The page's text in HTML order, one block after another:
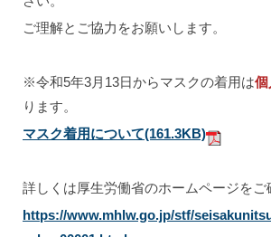
ご理解とご協力をお願いします。
※令和5年3月13日からマスクの着用は個
ります。
マスク着用について(161.3KB)
詳しくは厚生労働省のホームページをご
https://www.mhlw.go.jp/stf/